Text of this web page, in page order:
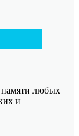
памяти любых
и